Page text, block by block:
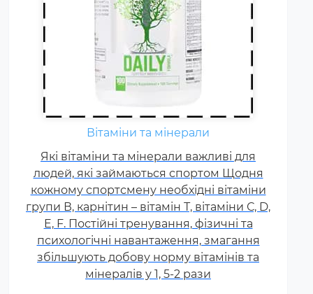
Вітаміни та мінерали
Які вітаміни та мінерали важливі для
людей, які займаються спортом Щодня
кожному спортсмену необхідні вітаміни
групи В, карнітин – вітамін Т, вітаміни С, D,
E, F. Постійні тренування, фізичні та
психологічні навантаження, змагання
збільшують добову норму вітамінів та
мінералів у 1, 5-2 рази